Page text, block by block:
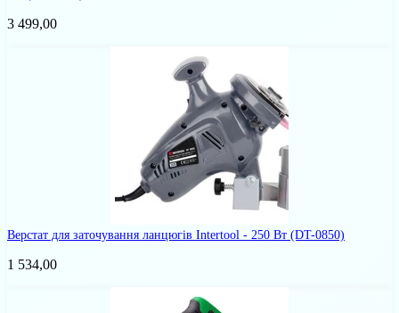
3 499,00
Верстат для заточування ланцюгів Intertool - 250 Вт (DT-0850)
1 534,00